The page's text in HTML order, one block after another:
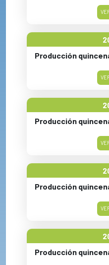
Producción
Producción
Producción
Producción